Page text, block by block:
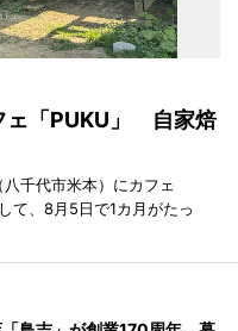
ェ「PUKU」 自家焙
千代市米本）にカフェ
て、8月5日で1カ月がたっ